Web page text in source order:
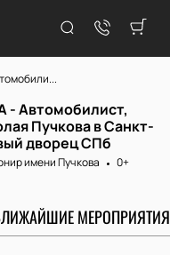
- Автомобилист,
Пучкова в Санкт-
дворец СПб
имени Пучкова
0+
МЕРОПРИЯТИЯ